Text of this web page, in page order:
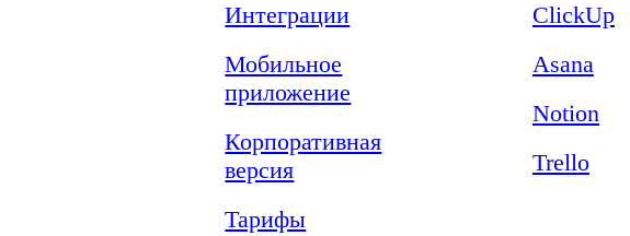
Интеграции
Мобильное
приложение
Корпоративная
версия
Тарифы
ClickUp
Asana
Notion
Trello